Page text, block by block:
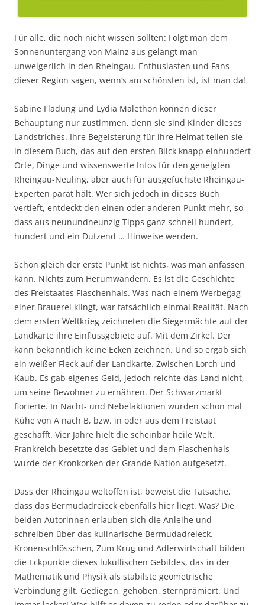
Für alle, die noch nicht wissen sollten: Folgt man dem
Sonnenuntergang von Mainz aus gelangt man
unweigerlich in den Rheingau. Enthusiasten und Fans
dieser Region sagen, wenn‘s am schönsten ist, ist man da!
Sabine Fladung und Lydia Malethon können dieser
Behauptung nur zustimmen, denn sie sind Kinder dieses
Landstriches. Ihre Begeisterung für ihre Heimat teilen sie
in diesem Buch, das auf den ersten Blick knapp einhundert
Orte, Dinge und wissenswerte Infos für den geneigten
Rheingau-Neuling, aber auch für ausgefuchste Rheingau-
Experten parat hält. Wer sich jedoch in dieses Buch
vertieft, entdeckt den einen oder anderen Punkt mehr, so
dass aus neunundneunzig Tipps ganz schnell hundert,
hundert und ein Dutzend … Hinweise werden.
Schon gleich der erste Punkt ist nichts, was man anfassen
kann. Nichts zum Herumwandern. Es ist die Geschichte
des Freistaates Flaschenhals. Was nach einem Werbegag
einer Brauerei klingt, war tatsächlich einmal Realität. Nach
dem ersten Weltkrieg zeichneten die Siegermächte auf der
Landkarte ihre Einflussgebiete auf. Mit dem Zirkel. Der
kann bekanntlich keine Ecken zeichnen. Und so ergab sich
ein weißer Fleck auf der Landkarte. Zwischen Lorch und
Kaub. Es gab eigenes Geld, jedoch reichte das Land nicht,
um seine Bewohner zu ernähren. Der Schwarzmarkt
florierte. In Nacht- und Nebelaktionen wurden schon mal
Kühe von A nach B, bzw. in oder aus dem Freistaat
geschafft. Vier Jahre hielt die scheinbar heile Welt.
Frankreich besetzte das Gebiet und dem Flaschenhals
wurde der Kronkorken der Grande Nation aufgesetzt.
Dass der Rheingau weltoffen ist, beweist die Tatsache,
dass das Bermudadreieck ebenfalls hier liegt. Was? Die
beiden Autorinnen erlauben sich die Anleihe und
schreiben über das kulinarische Bermudadreieck.
Kronenschlösschen, Zum Krug und Adlerwirtschaft bilden
die Eckpunkte dieses lukullischen Gebildes, das in der
Mathematik und Physik als stabilste geometrische
Verbindung gilt. Gediegen, gehoben, sternprämiert. Und